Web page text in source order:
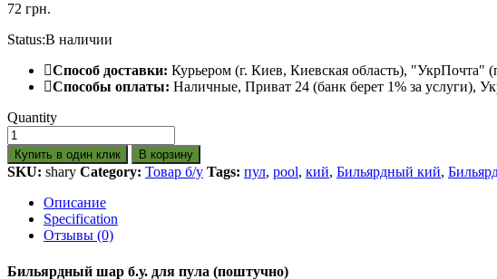
72 грн.
Status:В наличии
Способ доставки: Курьером (г. Киев, Киевская область),
Способы оплаты: Наличные, Приват 24 (банк берет 1% за услуги),
Quantity
Купить в один клик В корзину
SKU: shary Category: Товар б/у Tags: пул, pool, кий, Бильярдный кий,
Описание
Specification
Отзывы (0)
Бильярдный шар б.у. для пула (поштучно)